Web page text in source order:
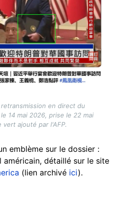
en direct du
14 mai 2026, prise le 22 mai
vert ajouté par l'AFP.
emblème sur le dossier :
détaillé sur le site
(lien archivé ici).